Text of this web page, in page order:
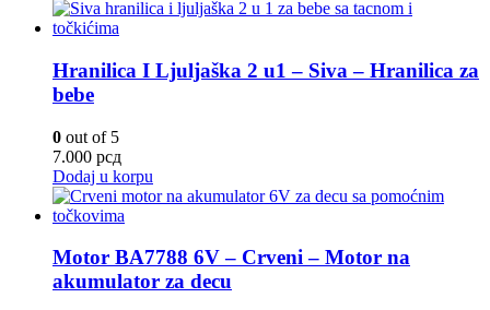
Hranilica I Ljuljaška 2 u1 – Siva – Hranilica za
bebe
0 out of 5
7.000 рсд
Dodaj u korpu
Motor BA7788 6V – Crveni – Motor na
akumulator za decu